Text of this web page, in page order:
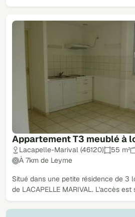
Appartement T3 meublé à
Lacapelle-Marival (46120) 55 m²
À 7km de Leyme
Situé dans une petite résidence de 3
de LACAPELLE MARIVAL. L'accès